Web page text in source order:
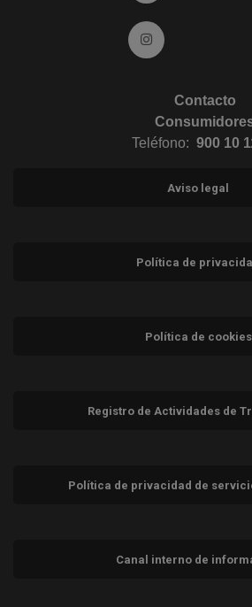
Ir a Instagram
Contacto
Teléfono: 900 10
Aviso legal
Política de
Política de cookies
Registro de Actividades de
Política de privacidad de
Canal interno de